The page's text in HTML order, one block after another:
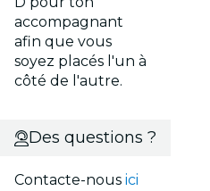
accompagnant
afin que vous
soyez placés l'un à
côté de l'autre.
Des questions ?
Contacte-nous ici